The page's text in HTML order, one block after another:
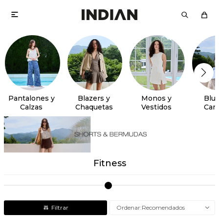

Pantalones y
Calzas
Blazers y
Chaquetas
Monos y
Vestidos
Fitness
Recomendados